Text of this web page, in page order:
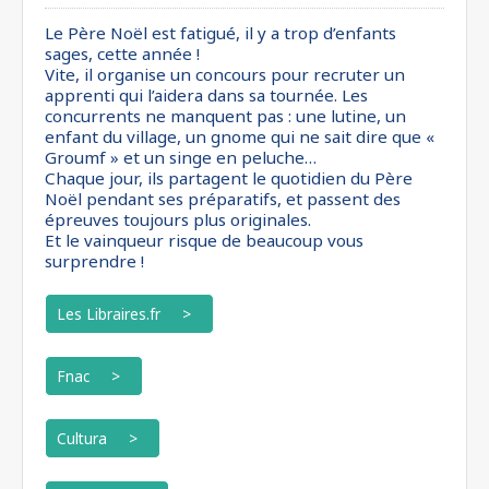
Le Père Noël est fatigué, il y a trop d’enfants
sages, cette année !
Vite, il organise un concours pour recruter un
apprenti qui l’aidera dans sa tournée. Les
concurrents ne manquent pas : une lutine, un
enfant du village, un gnome qui ne sait dire que «
Groumf » et un singe en peluche…
Chaque jour, ils partagent le quotidien du Père
Noël pendant ses préparatifs, et passent des
épreuves toujours plus originales.
Et le vainqueur risque de beaucoup vous
surprendre !
Les Libraires.fr
Fnac
Cultura